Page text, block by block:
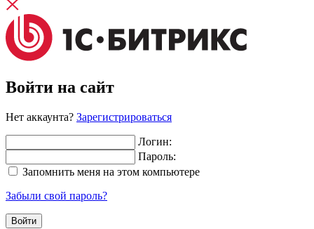
Войти на сайт
Нет аккаунта? Зарегистрироваться
Логин:
Пароль:
Запомнить меня на этом компьютере
Забыли свой пароль?